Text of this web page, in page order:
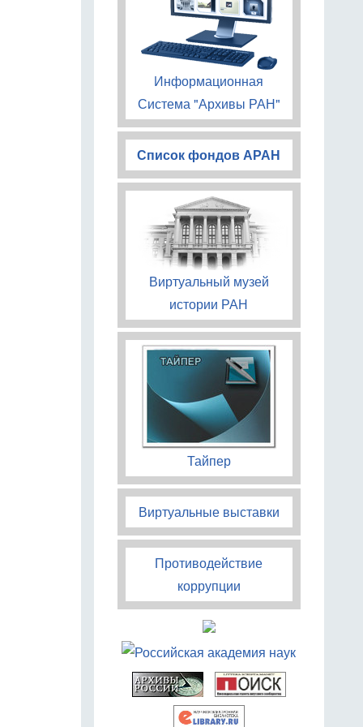
Информационная
Система "Архивы РАН"
Список фондов АРАН
Виртуальный музей
истории РАН
Тайпер
Виртуальные выставки
Противодействие
коррупции